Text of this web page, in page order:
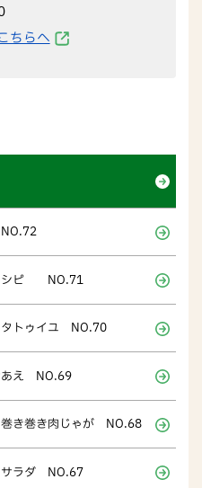
ちらへ
シピ NO.71
タトゥイユ NO.70
あえ NO.69
き巻き肉じゃが NO.68
サラダ NO.67